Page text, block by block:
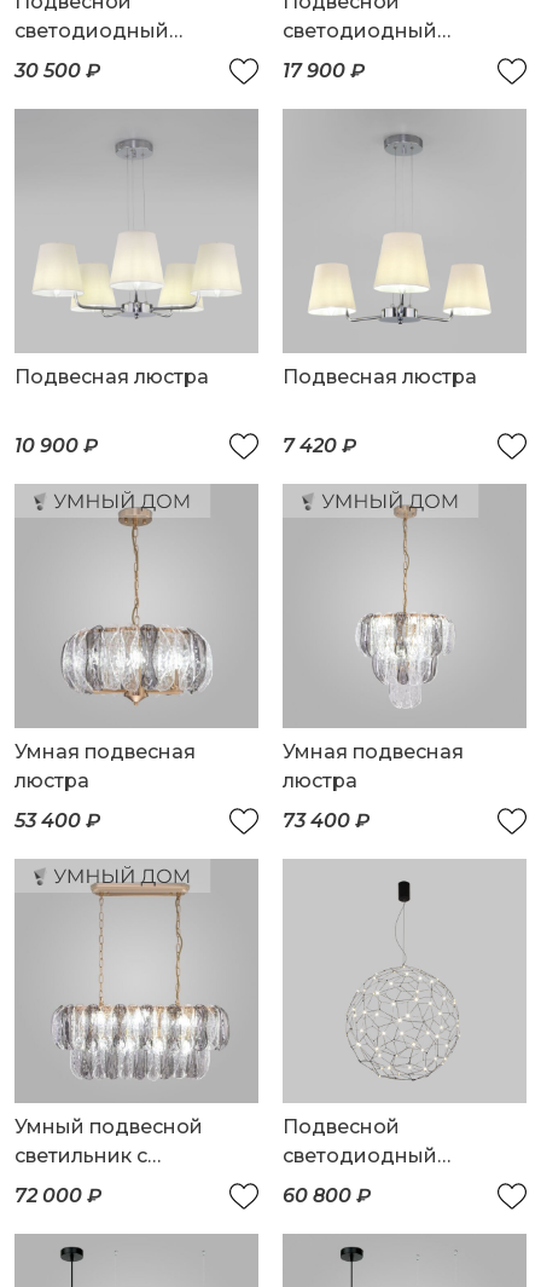
светодиодный
светильник
30 500 ₽
светодиодный
светильник
17 900 ₽
Подвесная люстра
10 900 ₽
Подвесная люстра
7 420 ₽
Умная подвесная
люстра
53 400 ₽
Умная подвесная
люстра
73 400 ₽
Умный подвесной
светильник с
хрусталем
72 000 ₽
Подвесной
светодиодный
светильник
60 800 ₽